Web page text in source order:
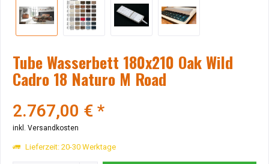
Tube Wasserbett 180x210 Oak Wild
Cadro 18 Naturo M Road
2.767,00 € *
inkl. Versandkosten
Lieferzeit: 20-30 Werktage